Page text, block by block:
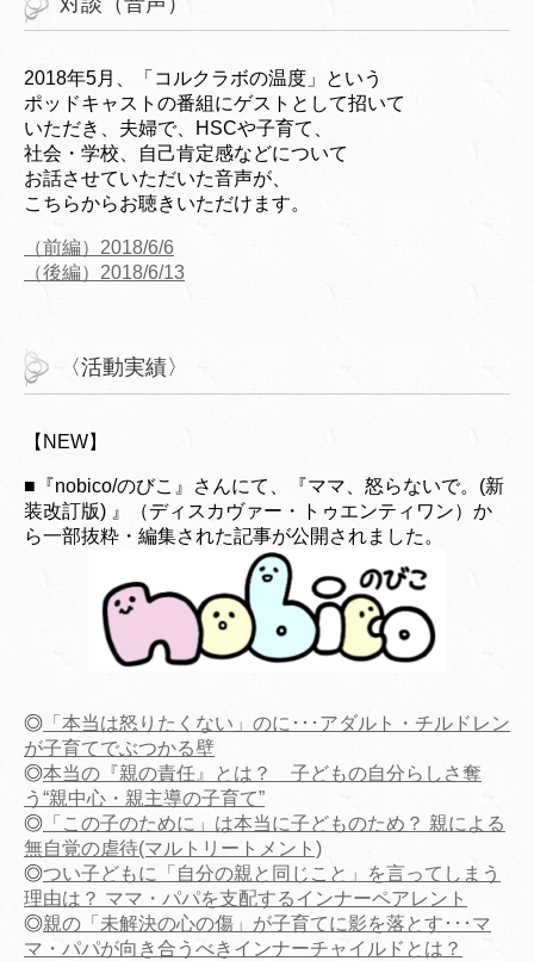
2018年5月、「コルクラボの温度」という
ポッドキャストの番組にゲストとして招いて
いただき、夫婦で、HSCや子育て、
社会・学校、自己肯定感などについて
お話させていただいた音声が、
こちらからお聴きいただけます。
（前編）2018/6/6
（後編）2018/6/13
〈活動実績〉
【NEW】
■『nobico/のびこ』さんにて、『ママ、怒らないで。(新
装改訂版) 』（ディスカヴァー・トゥエンティワン）か
ら一部抜粋・編集された記事が公開されました。
◎ 「本当は怒りたくない」のに･･･アダルト・チルドレン
が子育てでぶつかる壁
◎本当の『親の責任』とは？ 子どもの自分らしさ奪
う“親中心・親主導の子育て”
◎ 「この子のために」は本当に子どものため？ 親による
無自覚の虐待(マルトリートメント)
◎つい子どもに「自分の親と同じこと」を言ってしまう
理由は？ ママ・パパを支配するインナーペアレント
◎親の「未解決の心の傷」が子育てに影を落とす･･･マ
マ・パパが向き合うべきインナーチャイルドとは？